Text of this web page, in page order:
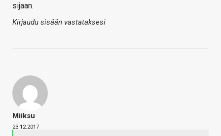
sijaan.
Kirjaudu sisään vastataksesi
Miiksu
23.12.2017